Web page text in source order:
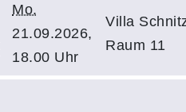
Mo.
21.09.2026,
18.00 Uhr
Villa
Raum 11